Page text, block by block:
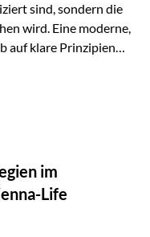
sind, sondern die
wird. Eine moderne,
auf klare Prinzipien
breite
praxisnahen
der seit vielen Jahren
im
Life